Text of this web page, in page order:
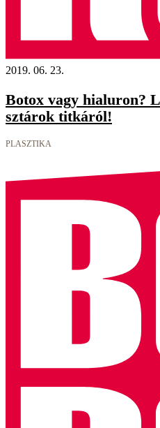
2019. 06. 23.
Botox vagy hialuron?
sztárok titkáról!
PLASZTIKA